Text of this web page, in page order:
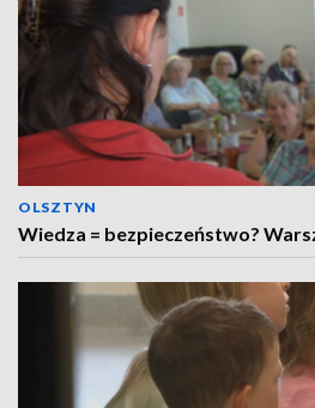
OLSZTYN
Wiedza = bezpieczeństwo?